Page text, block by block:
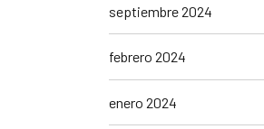
septiembre 2024
febrero 2024
enero 2024